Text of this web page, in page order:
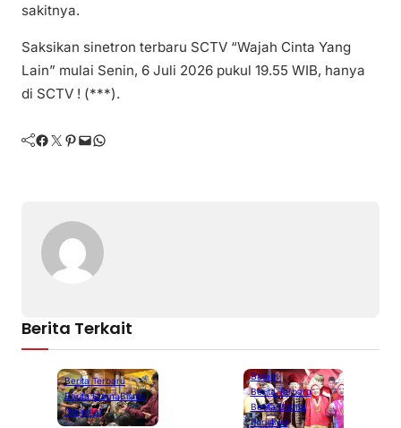
sakitnya.
Saksikan sinetron terbaru SCTV “Wajah Cinta Yang
Lain” mulai Senin, 6 Juli 2026 pukul 19.55 WIB, hanya
di SCTV ! (***).
Facebook Twitter Pinterest Mail WhatsApp
Berita Terkait
Berita Terbaru
Berita UtamaBisnis
Nasional
Batam
Berita Terbaru
Berita Utama
Peristiwa